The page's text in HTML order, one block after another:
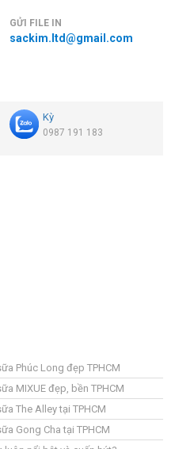
GỬI FILE IN
sackim.ltd@gmail.com
Kỳ
0987 191 183
Phúc Long đẹp TPHCM
MIXUE đẹp, bền TPHCM
The Alley tại TPHCM
Gong Cha tại TPHCM